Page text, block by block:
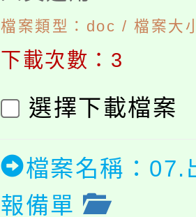
檔案類型：doc / 檔案大
下載次數：3
選擇下載檔案
檔案名稱：07.
報備單